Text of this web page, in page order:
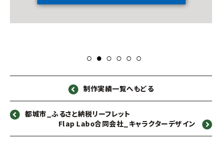
制作実績一覧へもどる
都城市_ふるさと納税リーフレット
Flap Labo合同会社_キャラクターデザイン